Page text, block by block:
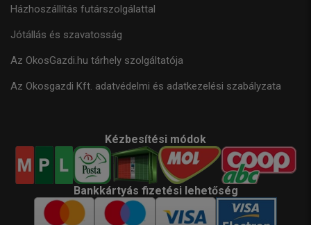
Házhoszállítás futárszolgálattal
Jótállás és szavatosság
Az OkosGazdi.hu tárhely szolgáltatója
Az Okosgazdi Kft. adatvédelmi és adatkezelési szabályzata
Kézbesítési módok
Bankkártyás fizetési lehetőség